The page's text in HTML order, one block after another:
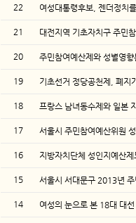
22 여성대통령후보, 젠더정치
21 대전지역 기초자치구 주민
20 주민참여예산제와 성별영
19 기초선거 정당공천제, 폐지
18 프랑스 남녀동수제와 일본
17 서울시 주민참여예산위원
16 지방자치단체 성인지예산
15 서울시 서대문구 2013년
14 여성의 눈으로 본 18대 대